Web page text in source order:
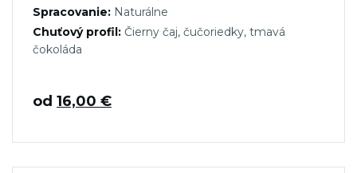
Spracovanie: Naturálne
Chuťový profil: Čierny čaj, čučoriedky, tmavá
čokoláda
od 16,00 €